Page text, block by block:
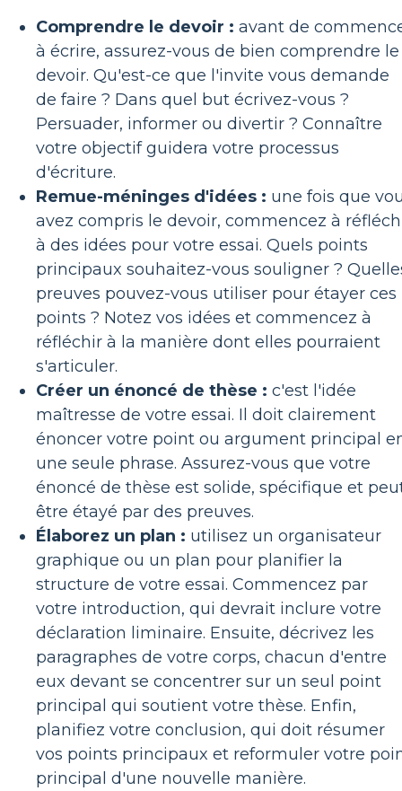
Comprendre le devoir : avant de
à écrire, assurez-vous de bien comprendre le
devoir. Qu'est-ce que l'invite vous demande
de faire ? Dans quel but écrivez-vous ?
Persuader, informer ou divertir ? Connaître
votre objectif guidera votre processus
d'écriture.
Remue-méninges d'idées : une fois que
avez compris le devoir, commencez à
à des idées pour votre essai. Quels points
principaux souhaitez-vous souligner ?
preuves pouvez-vous utiliser pour étayer ces
points ? Notez vos idées et commencez à
réfléchir à la manière dont elles pourraient
s'articuler.
Créer un énoncé de thèse : c'est l'idée
maîtresse de votre essai. Il doit clairement
énoncer votre point ou argument principal
une seule phrase. Assurez-vous que votre
énoncé de thèse est solide, spécifique et
être étayé par des preuves.
Élaborez un plan : utilisez un organisateur
graphique ou un plan pour planifier la
structure de votre essai. Commencez par
votre introduction, qui devrait inclure votre
déclaration liminaire. Ensuite, décrivez les
paragraphes de votre corps, chacun d'entre
eux devant se concentrer sur un seul point
principal qui soutient votre thèse. Enfin,
planifiez votre conclusion, qui doit résumer
vos points principaux et reformuler votre
principal d'une nouvelle manière.